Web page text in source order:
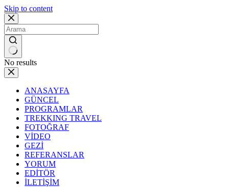
Skip to content
No results
ANASAYFA
GÜNCEL
PROGRAMLAR
TREKKING TRAVEL
FOTOĞRAF
VİDEO
GEZİ
REFERANSLAR
YORUM
EDİTÖR
İLETİŞİM